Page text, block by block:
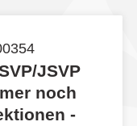
JSVP
noch
-